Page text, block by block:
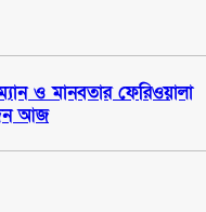
ও মানবতার ফেরিওয়ালা
আজ